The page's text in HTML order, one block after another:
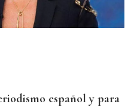
español y para